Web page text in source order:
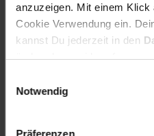
anzuzeigen. Mit einem Klick
Cookie Verwendung ein.
kannst Du jederzeit in den
ändern bzw. widerrufen.
Notwendig
Präferenzen
Herstellerinformationen
Fußzeile
Weitere Online-